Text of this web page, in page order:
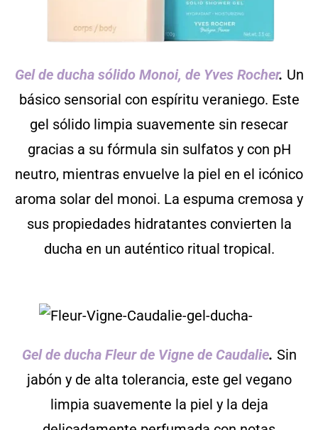
Gel de ducha sólido Monoi, de Yves Rocher. Un
básico sensorial con espíritu veraniego. Este
gel sólido limpia suavemente sin resecar
gracias a su fórmula sin sulfatos y con pH
neutro, mientras envuelve la piel en el icónico
aroma solar del monoi. La espuma cremosa y
sus propiedades hidratantes convierten la
ducha en un auténtico ritual tropical.
Gel de ducha Fleur de Vigne de Caudalie. Sin
jabón y de alta tolerancia, este gel vegano
limpia suavemente la piel y la deja